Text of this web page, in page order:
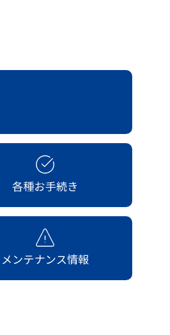
各種お手続き
メンテナンス情報